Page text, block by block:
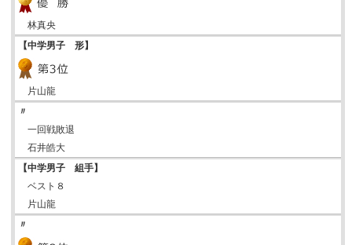
林真央
【中学男子 形】
片山龍
〃
一回戦敗退
石井皓大
【中学男子 組手】
ベスト８
片山龍
〃